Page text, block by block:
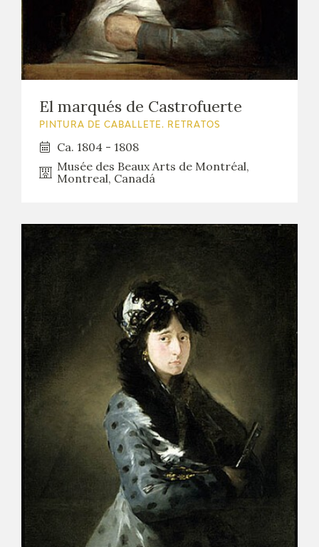
El marqués de Castrofuerte
PINTURA DE CABALLETE. RETRATOS
Ca. 1804 - 1808
Musée des Beaux Arts de Montréal,
Montreal, Canadá